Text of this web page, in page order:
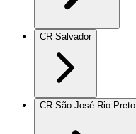
CR Salvador
CR São José Rio Preto